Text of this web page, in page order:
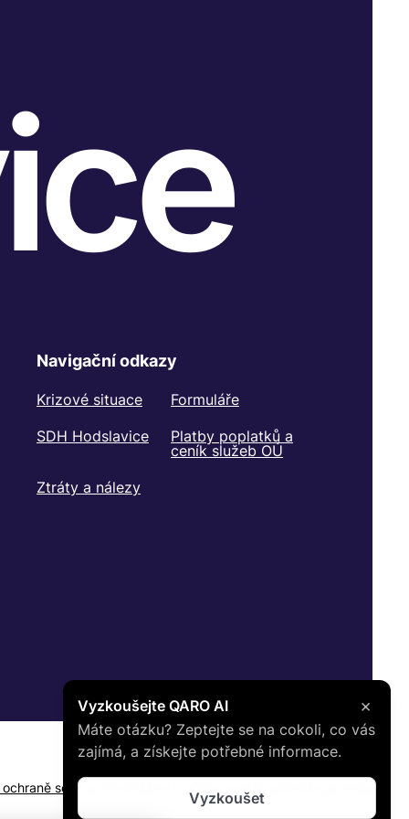
Navigační odkazy
Krizové situace
Formuláře
SDH Hodslavice
Platby poplatků a
ceník služeb OÚ
Ztráty a nálezy
soukromí
×
Vyzkoušejte QARO AI
Máte otázku? Zeptejte se na cokoli, co vás
zajímá, a získejte potřebné informace.
Vyzkoušet